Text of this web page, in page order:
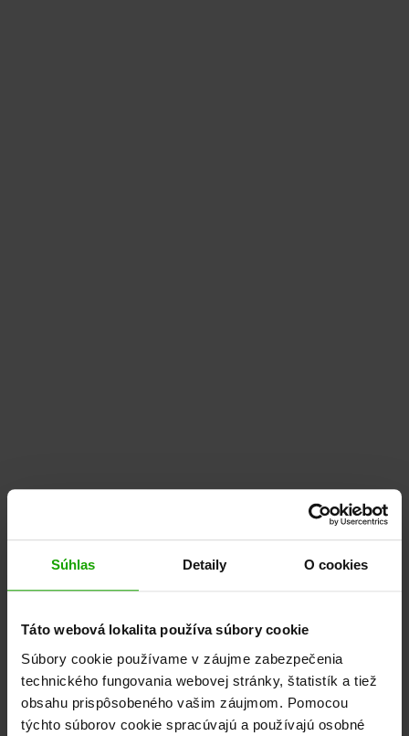
Súhlas Detaily O cookies
Táto webová lokalita používa súbory cookie
Súbory cookie používame v záujme zabezpečenia
technického fungovania webovej stránky, štatistík a tiež
obsahu prispôsobeného vašim záujmom. Pomocou
týchto súborov cookie spracúvajú a používajú osobné